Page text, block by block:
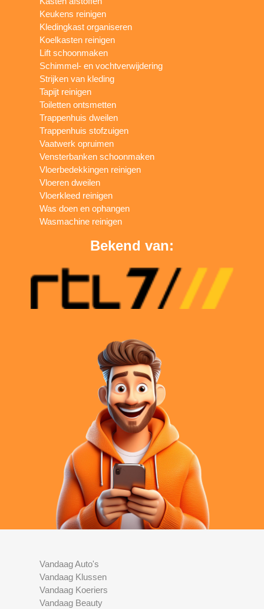
Keukens reinigen
Kledingkast organiseren
Koelkasten reinigen
Lift schoonmaken
Schimmel- en vochtverwijdering
Strijken van kleding
Tapijt reinigen
Toiletten ontsmetten
Trappenhuis dweilen
Trappenhuis stofzuigen
Vaatwerk opruimen
Vensterbanken schoonmaken
Vloerbedekkingen reinigen
Vloeren dweilen
Vloerkleed reinigen
Was doen en ophangen
Wasmachine reinigen
Bekend van:
Vandaag Auto's
Vandaag Klussen
Vandaag Koeriers
Vandaag Beauty